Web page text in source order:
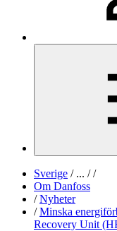
Sverige /... / /
Om Danfoss
/ Nyheter
/ Minska
Recovery Unit